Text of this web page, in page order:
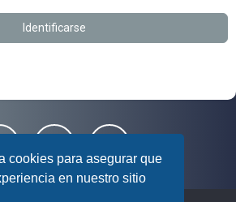
cookies para asegurar que
en nuestro sitio